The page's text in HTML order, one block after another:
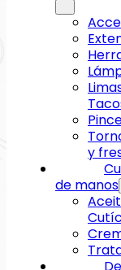
y
de manos